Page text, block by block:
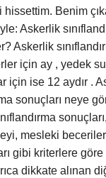
hissettim. Benim
Askerlik
Askerlik
için ay , yedek
için ise 12 aydır .
sonuçları neye
mesleki
gibi kriterlere
dikkate alınan